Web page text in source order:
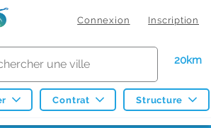
Connexion Inscription
20km
Contrat Structure